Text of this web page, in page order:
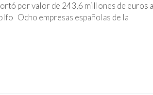
por valor de 243,6 millones de euros
Ocho empresas españolas de la